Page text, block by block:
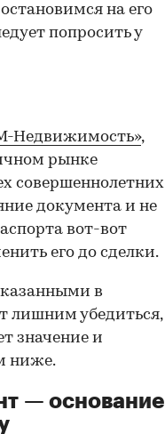
на его
попросить у
Недвижимость»,
рынке
совершеннолетних
документа и не
вот-вот
его до сделки.
в
лишним убедиться,
значение и
ниже.
— основание